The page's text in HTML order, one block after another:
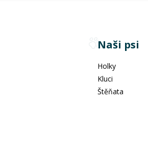
Naši psi
Holky
Kluci
Štěňata